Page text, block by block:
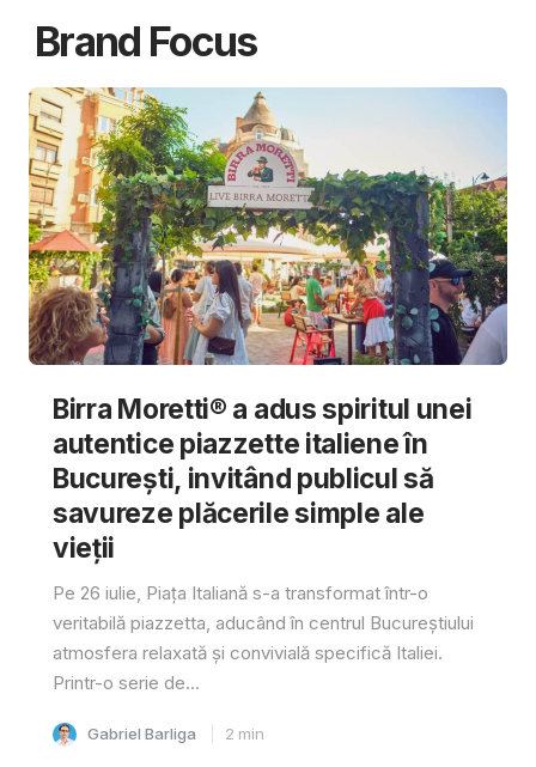
Brand Focus
Birra Moretti® a adus spiritul unei
autentice piazzette italiene în
București, invitând publicul să
savureze plăcerile simple ale
vieții
Pe 26 iulie, Piața Italiană s-a transformat într-o
veritabilă piazzetta, aducând în centrul Bucureștiului
atmosfera relaxată și convivială specifică Italiei.
Printr-o serie de...
Gabriel Barliga 2 min